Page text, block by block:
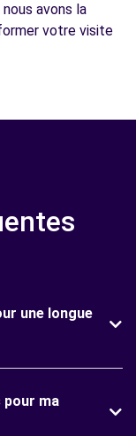
avons la
votre visite
une longue
pour ma